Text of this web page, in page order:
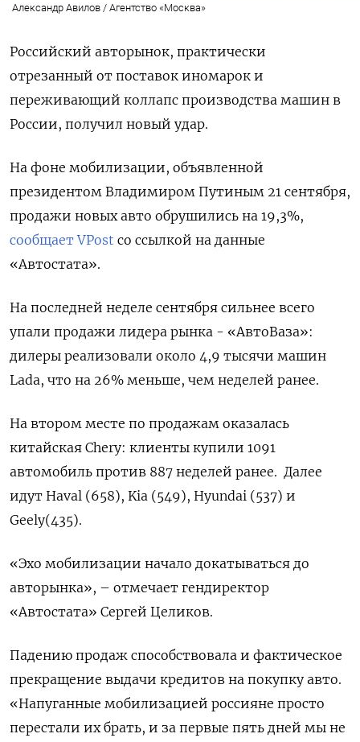
Александр Авилов / Агентство «Москва»
Российский авторынок, практически
отрезанный от поставок иномарок и
переживающий коллапс производства машин в
России, получил новый удар.
На фоне мобилизации, объявленной
президентом Владимиром Путиным 21 сентября,
продажи новых авто обрушились на 19,3%,
сообщает VPost со ссылкой на данные
«Автостата».
На последней неделе сентября сильнее всего
упали продажи лидера рынка - «АвтоВаза»:
дилеры реализовали около 4,9 тысячи машин
Lada, что на 26% меньше, чем неделей ранее.
На втором месте по продажам оказалась
китайская Chery: клиенты купили 1091
автомобиль против 887 неделей ранее. Далее
идут Haval (658), Kia (549), Hyundai (537) и
Geely(435).
«Эхо мобилизации начало докатываться до
авторынка», – отмечает гендиректор
«Автостата» Сергей Целиков.
Падению продаж способствовала и фактическое
прекращение выдачи кредитов на покупку авто.
«Напуганные мобилизацией россияне просто
перестали их брать, и за первые пять дней мы не